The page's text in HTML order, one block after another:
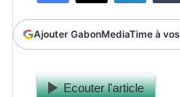
Ajouter GabonMediaTime à
Ecouter l'article